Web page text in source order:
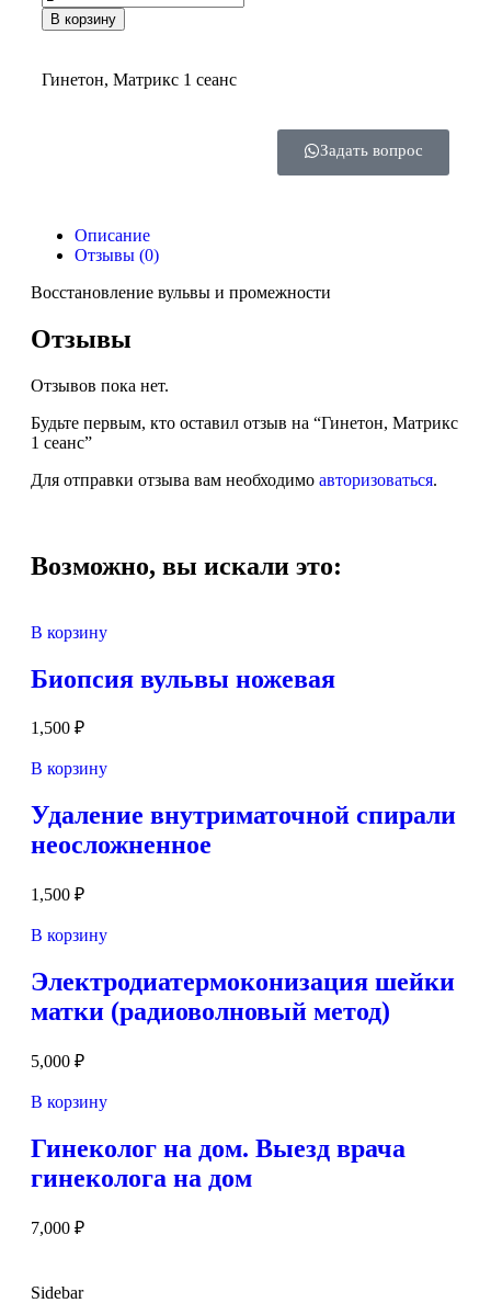
В корзину
Гинетон, Матрикс 1 сеанс
Задать вопрос
Описание
Отзывы (0)
Восстановление вульвы и промежности
Отзывы
Отзывов пока нет.
Будьте первым, кто оставил отзыв на “Гинетон, Матрикс
1 сеанс”
Для отправки отзыва вам необходимо авторизоваться.
Возможно, вы искали это:
В корзину
Биопсия вульвы ножевая
1,500 ₽
В корзину
Удаление внутриматочной спирали
неосложненное
1,500 ₽
В корзину
Электродиатермоконизация шейки
матки (радиоволновый метод)
5,000 ₽
В корзину
Гинеколог на дом. Выезд врача
гинеколога на дом
7,000 ₽
Sidebar